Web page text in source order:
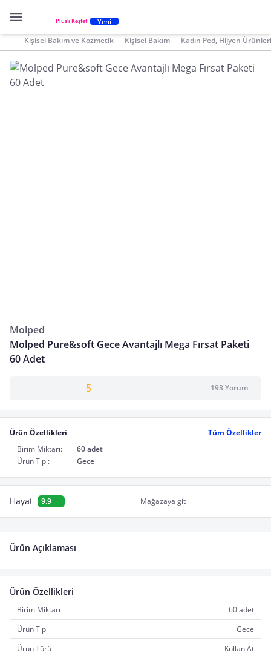
Plus'ı Keşfet Yeni
Kişisel Bakım ve Kozmetik Kişisel Bakım Kadın Ped, Hijyen
Molped
Molped Pure&soft Gece Avantajlı Mega Fırsat Paketi
60 Adet
5 193 Yorum
Ürün Özellikleri
Tüm Özellikler
Birim Miktarı:
60 adet
Ürün Tipi:
Gece
Hayat 9.9 Mağazaya git
Ürün Açıklaması
Ürün Özellikleri
Birim Miktarı
60 adet
Ürün Tipi
Gece
Ürün Türü
Kullan At